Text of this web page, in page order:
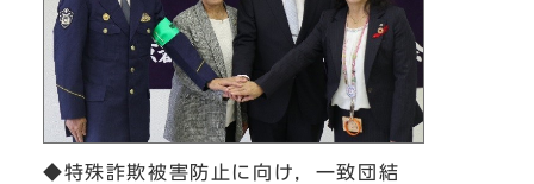
◆特殊詐欺被害防止に向け，一致団結